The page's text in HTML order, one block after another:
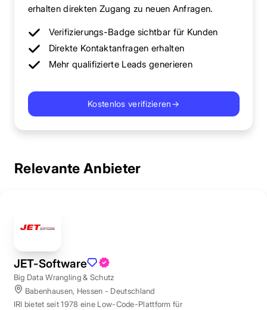
erhalten direkten Zugang zu neuen Anfragen.
Verifizierungs-Badge sichtbar für Kunden
Direkte Kontaktanfragen erhalten
Mehr qualifizierte Leads generieren
Kostenlos verifizieren→
Relevante Anbieter
JET-Software
Big Data Wrangling & Schutz
Babenhausen, Hessen - Deutschland
IRI bietet seit 1978 eine Low-Code-Plattform für